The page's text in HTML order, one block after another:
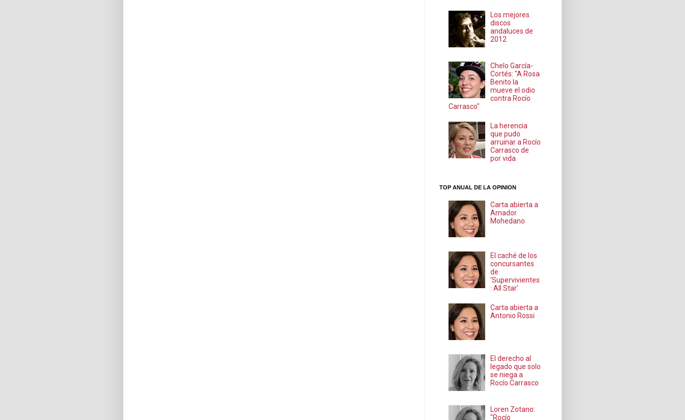
Los mejores
discos
andaluces de
2012
Chelo García-
Cortés: "A Rosa
Benito la
mueve el odio
contra Rocío
Carrasco"
La herencia
que pudo
arruinar a Rocío
Carrasco de
por vida
TOP ANUAL DE LA OPINION
Carta abierta a
Amador
Mohedano
El caché de los
concursantes
de
‘Supervivientes
: All Star’
Carta abierta a
Antonio Rossi
El derecho al
legado que solo
se niega a
Rocío Carrasco
Loren Zotano:
"Rocío